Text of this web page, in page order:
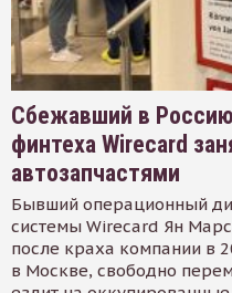
Сбежавший в
финтеха Wirecard
автозапчастями
Бывший операционный
системы Wirecard Ян
после краха компании в
в Москве, свободно